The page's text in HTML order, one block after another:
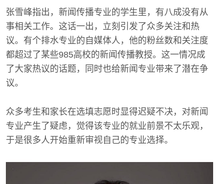
张雪峰指出，新闻传播专业的学生里，有八成没有从
事相关工作。这话一出，立刻引发了众多关注和热
议。有个排水专业的自媒体人，他的粉丝数和关注度
都超过了某些985高校的新闻传播教授。这一情况成
了大家热议的话题，同时也给新闻专业带来了潜在争
议。
众多考生和家长在选填志愿时显得迟疑不决，对新闻
专业产生了疑虑，觉得该专业的就业前景不太乐观，
于是很多人开始重新审视自己的专业选择。